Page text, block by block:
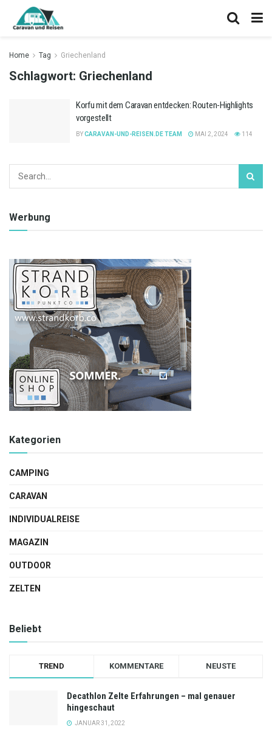
Home Tag Griechenland
Schlagwort: Griechenland
Korfu mit dem Caravan entdecken: Routen-Highlights
vorgestellt
BYCARAVAN-UND-REISEN.DE TEAM MAI 2, 2024 114
Werbung
Kategorien
CAMPING
CARAVAN
INDIVIDUALREISE
MAGAZIN
OUTDOOR
ZELTEN
Beliebt
TREND KOMMENTARE NEUSTE
Decathlon Zelte Erfahrungen – mal genauer
hingeschaut
JANUAR 31, 2022